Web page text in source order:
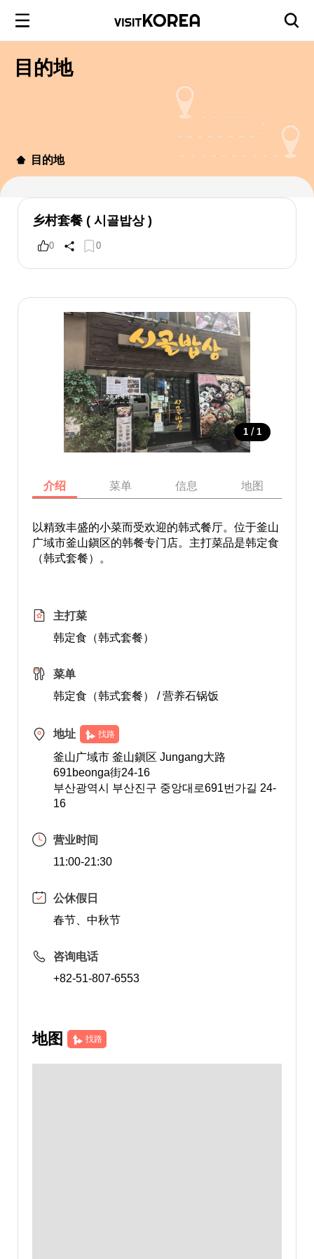
目的地
目的地
乡村套餐 ( 시골밥상 )
0 0
1 / 1
介绍 菜单 信息 地图
以精致丰盛的小菜而受欢迎的韩式餐厅。位于釜山
广域市釜山鎭区的韩餐专门店。主打菜品是韩定食
（韩式套餐）。
主打菜
韩定食（韩式套餐）
菜单
韩定食（韩式套餐） / 营养石锅饭
地址 找路
釜山广域市 釜山鎭区 Jungang大路
691beonga街24-16
부산광역시 부산진구 중앙대로691번가길 24-
16
营业时间
11:00-21:30
公休假日
春节、中秋节
咨询电话
+82-51-807-6553
地图 找路